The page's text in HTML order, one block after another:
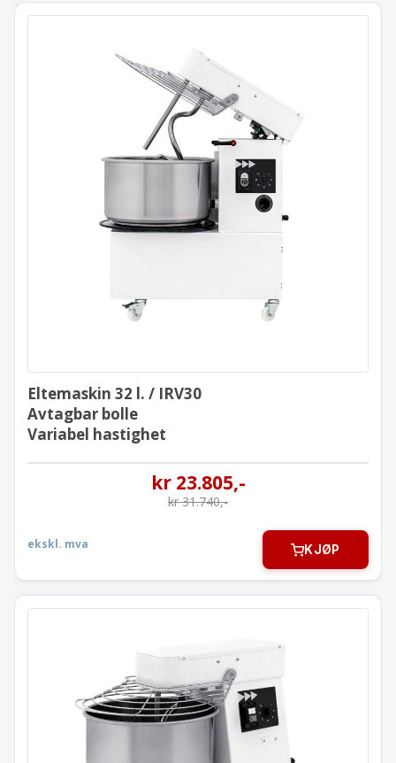
Eltemaskin 32 l. / IRV30
Avtagbar bolle
Variabel hastighet
Eltemaskin 32 l. / IRV30
Avtagbar bolle
Variabel hastighet
kr23.805,-
kr31.740,-
ekskl. mva KJØP